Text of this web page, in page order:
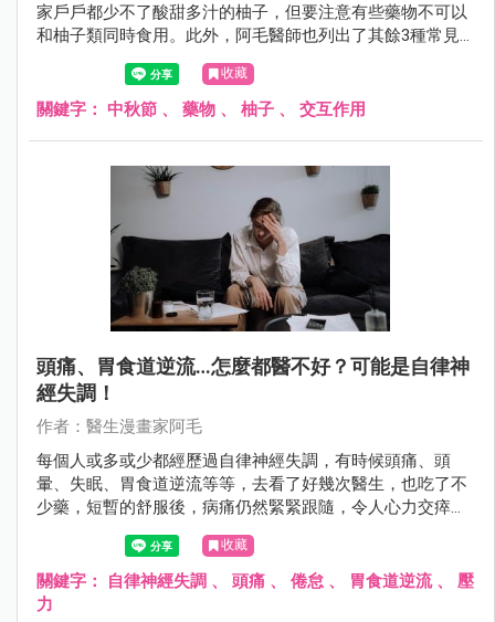
家戶戶都少不了酸甜多汁的柚子，但要注意有些藥物不可以
和柚子類同時食用。此外，阿毛醫師也列出了其餘3種常見
的藥物食物交互作用，幫助大家規避。
收藏
關鍵字： 中秋節 、 藥物 、 柚子 、 交互作用
頭痛、胃食道逆流…怎麼都醫不好？可能是自律神
經失調！
作者：醫生漫畫家阿毛
每個人或多或少都經歷過自律神經失調，有時候頭痛、頭
暈、失眠、胃食道逆流等等，去看了好幾次醫生，也吃了不
少藥，短暫的舒服後，病痛仍然緊緊跟隨，令人心力交瘁。
尤其是疫情肆虐期間，處在壓力環境的大家可能都受到了影
響，阿毛醫師告訴你關於自律神經失調你該知道的三件事！
收藏
關鍵字： 自律神經失調 、 頭痛 、 倦怠 、 胃食道逆流、 壓
力